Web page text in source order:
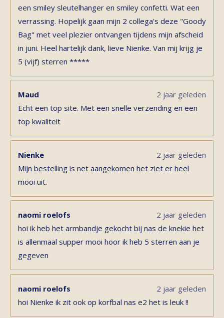
een smiley sleutelhanger en smiley confetti. Wat een
verrassing. Hopelijk gaan mijn 2 collega's deze "Goody
Bag" met veel plezier ontvangen tijdens mijn afscheid
in juni. Heel hartelijk dank, lieve Nienke. Van mij krijg je
5 (vijf) sterren *****
Maud
2 jaar geleden
Echt een top site. Met een snelle verzending en een
top kwaliteit
Nienke
2 jaar geleden
Mijn bestelling is net aangekomen het ziet er heel
mooi uit.
naomi roelofs
2 jaar geleden
hoi ik heb het armbandje gekocht bij nas de knekie het
is allenmaal supper mooi hoor ik heb 5 sterren aan je
gegeven
naomi roelofs
2 jaar geleden
hoi Nienke ik zit ook op korfbal nas e2 het is leuk !!